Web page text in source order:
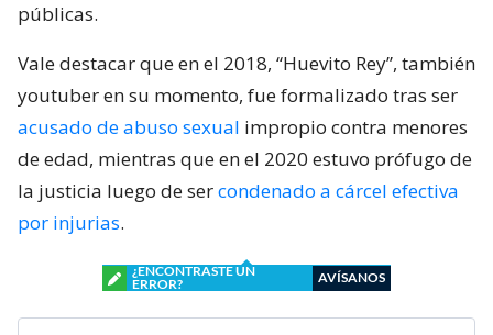
públicas.
Vale destacar que en el 2018, “Huevito Rey”, también
youtuber en su momento, fue formalizado tras ser
acusado de abuso sexual impropio contra menores
de edad, mientras que en el 2020 estuvo prófugo de
la justicia luego de sercondenado a cárcel efectiva
por injurias.
¿ENCONTRASTE UN
ERROR?
AVÍSANOS